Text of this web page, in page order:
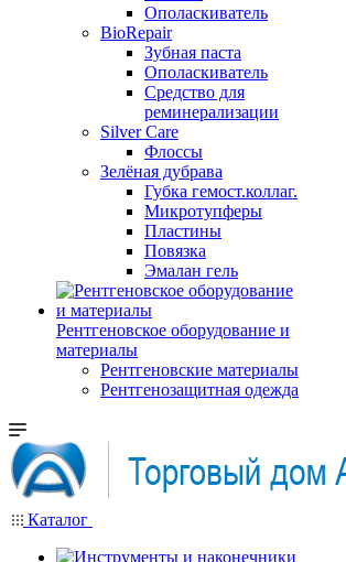
Ополаскиватель
BioRepair
Зубная паста
Ополаскиватель
Средство для
реминерализации
Silver Care
Флоссы
Зелёная дубрава
Губка гемост.коллаг.
Микротупферы
Пластины
Повязка
Эмалан гель
Рентгеновское оборудование и
материалы
Рентгеновские материалы
Рентгенозащитная одежда
Каталог